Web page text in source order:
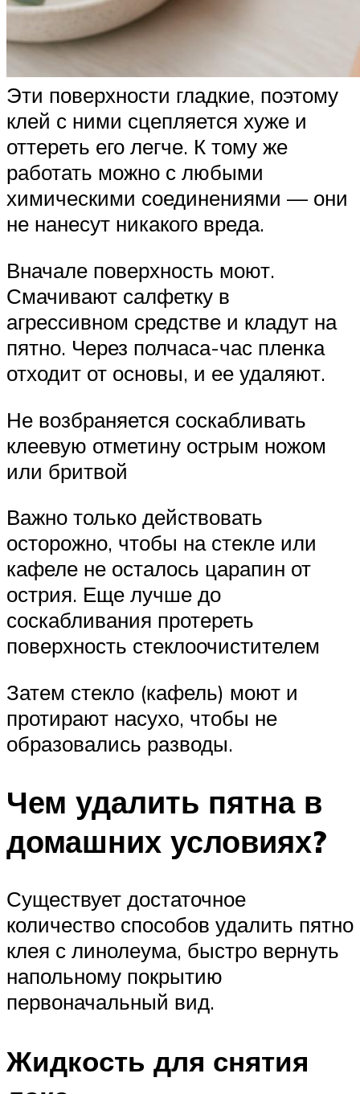
Эти поверхности гладкие, поэтому
клей с ними сцепляется хуже и
оттереть его легче. К тому же
работать можно с любыми
химическими соединениями — они
не нанесут никакого вреда.
Вначале поверхность моют.
Смачивают салфетку в
агрессивном средстве и кладут на
пятно. Через полчаса-час пленка
отходит от основы, и ее удаляют.
Не возбраняется соскабливать
клеевую отметину острым ножом
или бритвой
Важно только действовать
осторожно, чтобы на стекле или
кафеле не осталось царапин от
острия. Еще лучше до
соскабливания протереть
поверхность стеклоочистителем
Затем стекло (кафель) моют и
протирают насухо, чтобы не
образовались разводы.
Чем удалить пятна в
домашних условиях?
Существует достаточное
количество способов удалить пятно
клея с линолеума, быстро вернуть
напольному покрытию
первоначальный вид.
Жидкость для снятия